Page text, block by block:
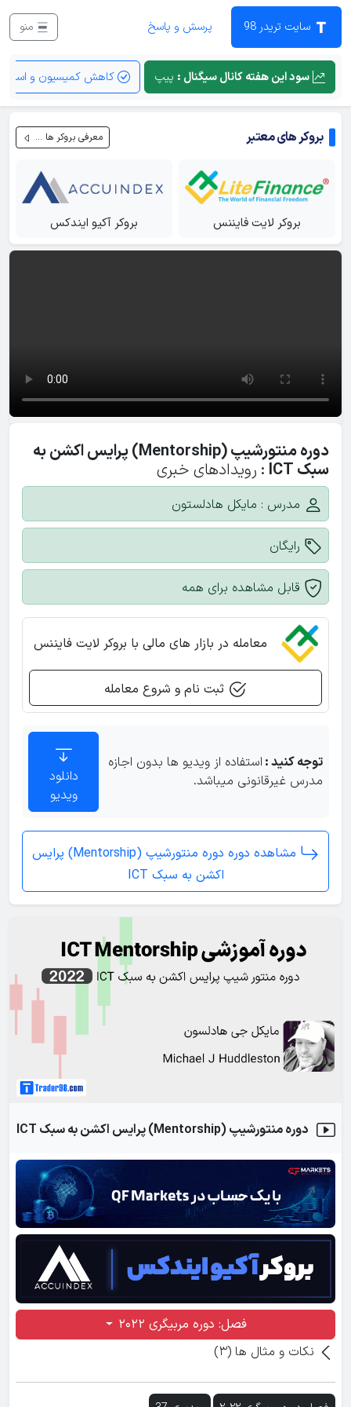
سایت تریدر 98 پرسش و پاسخ
سود این هفته کانال سیگنال : پیپ کاهش کمیسیون و اسپرد
بروکر های معتبر معرفی بروکر ها ...
بروکر لایت فایننس بروکر آکیو ایندکس
دوره منتورشیپ (Mentorship) پرایس اکشن به
سبک ICT
: رویدادهای خبری
مدرس : مایکل هادلستون
رایگان
قابل مشاهده برای همه
معامله در بازار های مالی با بروکر لایت فایننس
ثبت نام و شروع معامله
توجه کنید : استفاده از ویدیو ها بدون اجازه
مدرس غیرقانونی میباشد.
دانلود
ویدیو
مشاهده دوره دوره منتورشیپ (Mentorship) پرایس
اکشن به سبک ICT
دوره منتورشیپ (Mentorship) پرایس اکشن به سبک ICT
فصل: دوره مربیگری ۲۰۲۲
مطالعه FOMC
فصل دوره مربیگری ۲۰۲۲ ویدیوی 24
مباحث روانشناسی هاردلاین
فصل دوره مربیگری ۲۰۲۲ ویدیوی 25
فصل دوره مربیگری ۲۰۲۲ ویدیوی 27
ایده ضد روند
فصل دوره مربیگری ۲۰۲۲ ویدیوی 28
ترید لایو (ارائه بدون صدا)
فصل دوره مربیگری ۲۰۲۲
ترید روزهای رنج باریک صعودی توسط مفهوم my SMT
فصل دوره مربیگری ۲۰۲۲ ویدیوی 30
سشن صبح مثال از نقدینگی سل ساید در کف های گذشته
فصل دوره مربیگری ۲۰۲۲ ویدیوی 32
شرح و بررسی بازار در شرایط تثبیت و بی جهتی
بررسی ES و اطلاعات بیشتر در مورد FVG
فصل دوره مربیگری ۲۰۲۲ ویدیوی 35
نکات و مثال ها (۲)
فصل دوره مربیگری ۲۰۲۲ ویدیوی 36
نکات و مثال ها (۳)